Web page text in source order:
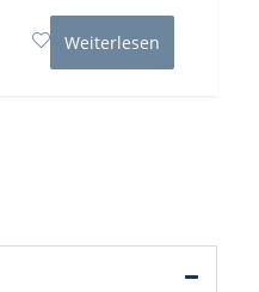
5
Weiterlesen